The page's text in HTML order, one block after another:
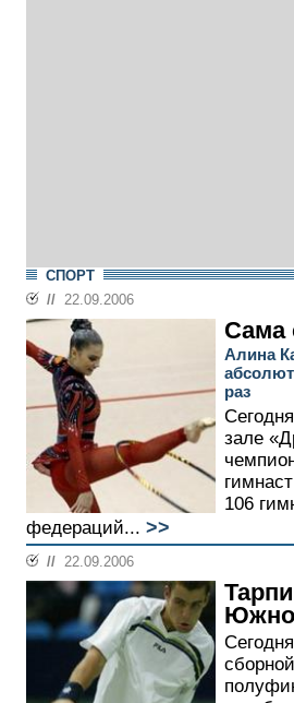
СПОРТ
// 22.09.2006
Сама
Алина
раз
зале
106
федераций... >>
// 22.09.2006